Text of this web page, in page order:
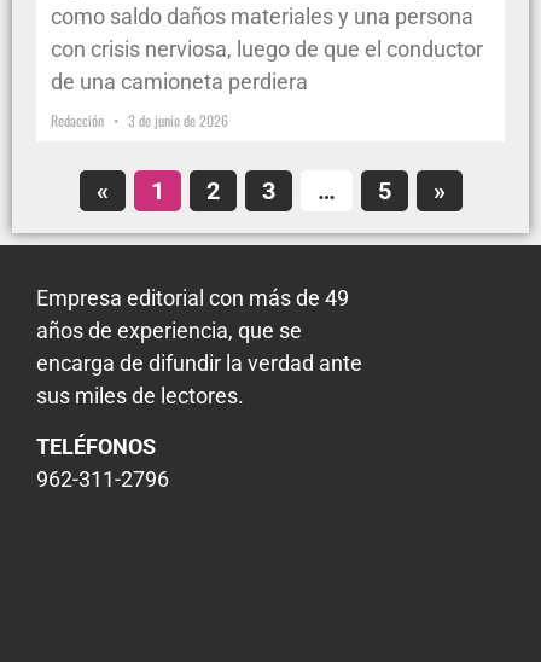
como saldo daños materiales y una persona
con crisis nerviosa, luego de que el conductor
de una camioneta perdiera
Redacción 3 de junio de 2026
« 1 2 3 … 5 »
Empresa editorial con más de 49
años de experiencia, que se
encarga de difundir la verdad ante
sus miles de lectores.
TELÉFONOS
962-311-2796